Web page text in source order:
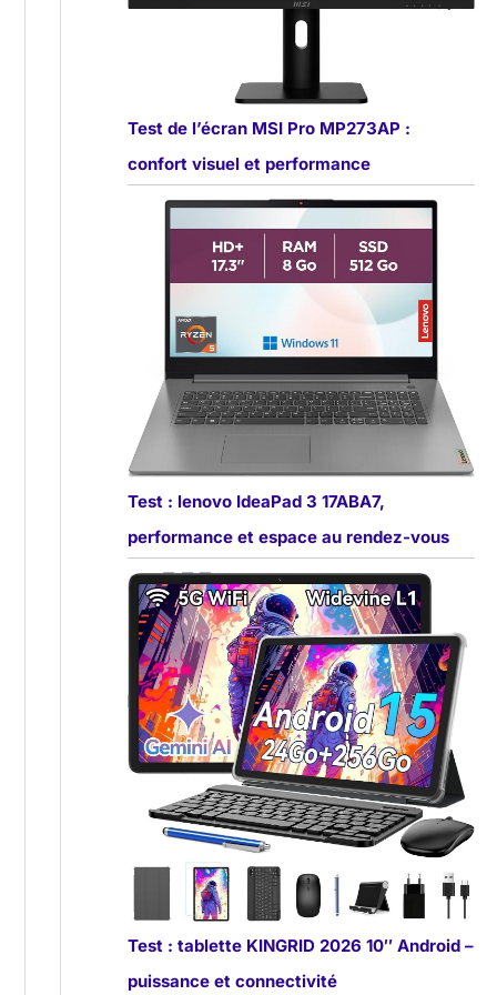
Test de l’écran MSI Pro MP273AP :
confort visuel et performance
Test : lenovo IdeaPad 3 17ABA7,
performance et espace au rendez-vous
Test : tablette KINGRID 2026 10″ Android –
puissance et connectivité